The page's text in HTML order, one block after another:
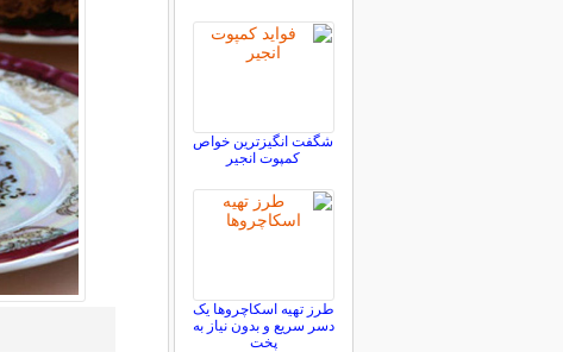
شگفت انگیزترین خواص
کمپوت انجیر
طرز تهیه اسکاچروها یک
دسر سریع و بدون نیاز به
پخت